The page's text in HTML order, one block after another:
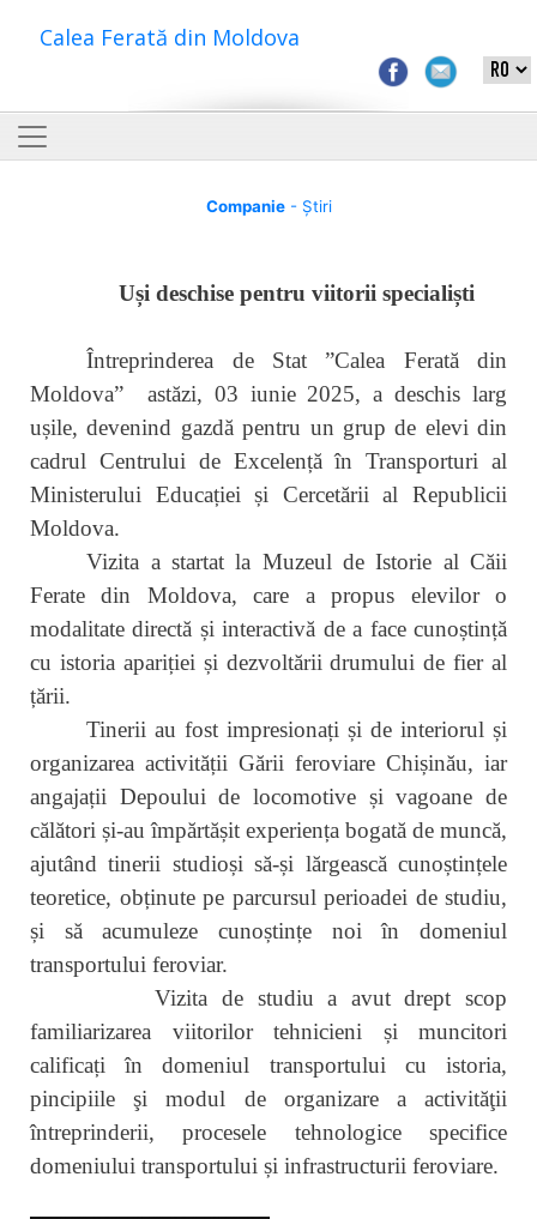
Calea Ferată din Moldova
Companie- Știri
Uși deschise pentru viitorii specialiști
Întreprinderea de Stat ”Calea Ferată din
Moldova” astăzi, 03 iunie 2025, a deschis larg
ușile, devenind gazdă pentru un grup de elevi din
cadrul Centrului de Excelență în Transporturi al
Ministerului Educației și Cercetării al Republicii
Moldova.
Vizita a startat la Muzeul de Istorie al Căii
Ferate din Moldova, care a propus elevilor o
modalitate directă și interactivă de a face cunoștință
cu istoria apariției și dezvoltării drumului de fier al
țării.
Tinerii au fost impresionați și de interiorul și
organizarea activității Gării feroviare Chișinău, iar
angajații Depoului de locomotive și vagoane de
călători și-au împărtășit experiența bogată de muncă,
ajutând tinerii studioși să-și lărgească cunoștințele
teoretice, obținute pe parcursul perioadei de studiu,
și să acumuleze cunoștințe noi în domeniul
transportului feroviar.
Vizita de studiu a avut drept scop
familiarizarea viitorilor tehnicieni și muncitori
calificați în domeniul transportului cu istoria,
pincipiile şi modul de organizare a activităţii
întreprinderii, procesele tehnologice specifice
domeniului transportului și infrastructurii feroviare.